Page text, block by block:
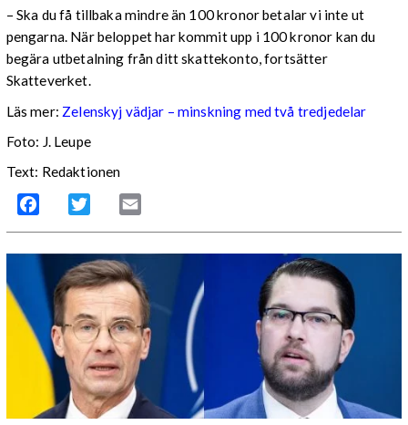
– Ska du få tillbaka mindre än 100 kronor betalar vi inte ut
pengarna. När beloppet har kommit upp i 100 kronor kan du
begära utbetalning från ditt skattekonto, fortsätter
Skatteverket.
Läs mer: Zelenskyj vädjar – minskning med två tredjedelar
Foto: J. Leupe
Text: Redaktionen
Facebook Twitter